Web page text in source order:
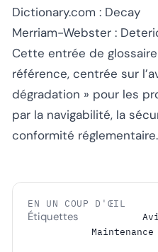
Dictionary.com : Decay
Merriam-Webster :
Cette entrée de
référence, centrée sur
dégradation » pour les
par la navigabilité, la
conformité réglementaire.
EN UN COUP D'ŒIL
Étiquettes